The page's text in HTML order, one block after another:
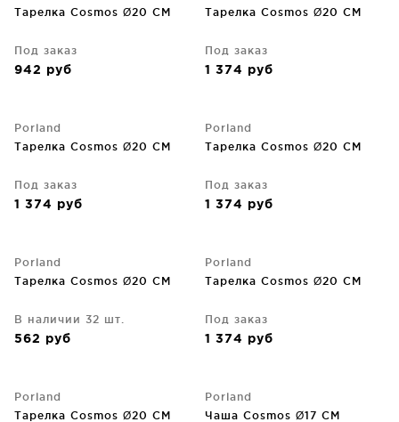
Тарелка Cosmos Ø20 CM
Под заказ
942 руб
Тарелка Cosmos Ø20 CM
Под заказ
1 374 руб
Porland
Тарелка Cosmos Ø20 CM
Под заказ
1 374 руб
Porland
Тарелка Cosmos Ø20 CM
Под заказ
1 374 руб
Porland
Тарелка Cosmos Ø20 CM
В наличии 32 шт.
562 руб
Porland
Тарелка Cosmos Ø20 CM
Под заказ
1 374 руб
Porland
Тарелка Cosmos Ø20 CM
Porland
Чаша Cosmos Ø17 CM